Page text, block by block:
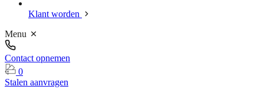
Klant worden
Menu
Contact opnemen
0
Stalen aanvragen